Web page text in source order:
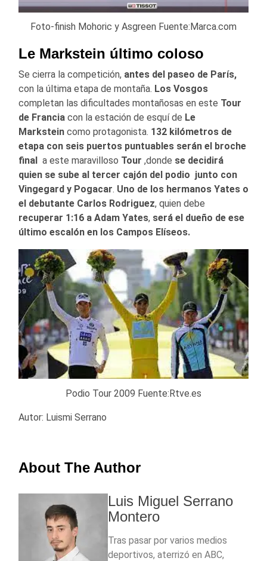
Foto-finish Mohoric y Asgreen Fuente:Marca.com
Le Markstein último coloso
Se cierra la competición, antes del paseo de París,
con la última etapa de montaña. Los Vosgos
completan las dificultades montañosas en este Tour
de Francia con la estación de esquí de Le
Markstein como protagonista. 132 kilómetros de
etapa con seis puertos puntuables serán el broche
final
a este maravilloso Tour ,donde se decidirá
quien se sube al tercer cajón del podio junto con
Vingegard y Pogacar. Uno de los hermanos Yates o
el debutante Carlos Rodriguez, quien debe
recuperar 1:16 a Adam Yates, será el dueño de ese
último escalón en los Campos Elíseos.
Podio Tour 2009 Fuente:Rtve.es
Autor: Luismi Serrano
About The Author
Luis Miguel Serrano
Montero
Tras pasar por varios medios
deportivos, aterrizó en ABC,